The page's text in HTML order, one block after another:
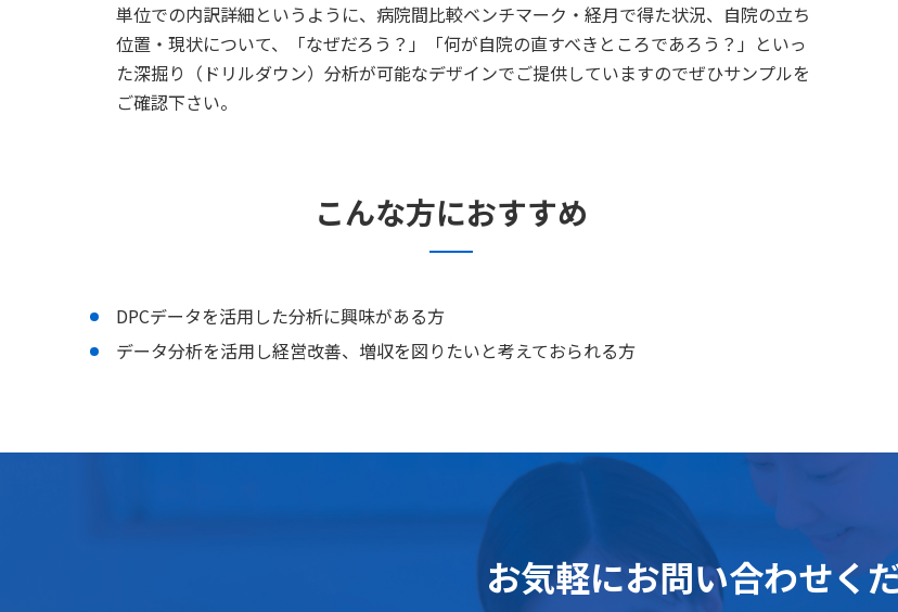
単位での内訳詳細というように、病院間比較ベンチマーク・経月で得た状況、自院の立ち
位置・現状について、「なぜだろう？」「何が自院の直すべきところであろう？」といっ
た深掘り（ドリルダウン）分析が可能なデザインでご提供していますのでぜひサンプルを
ご確認下さい。
こんな方におすすめ
DPCデータを活用した分析に興味がある方
データ分析を活用し経営改善、増収を図りたいと考えておられる方
お気軽にお問い合わせく